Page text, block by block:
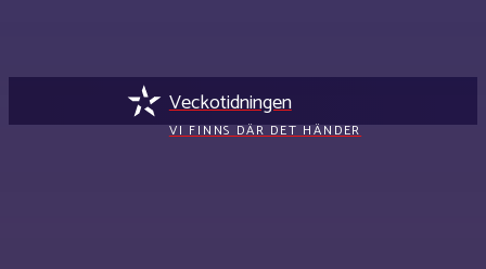
Veckotidningen
VI FINNS DÄR DET HÄNDER